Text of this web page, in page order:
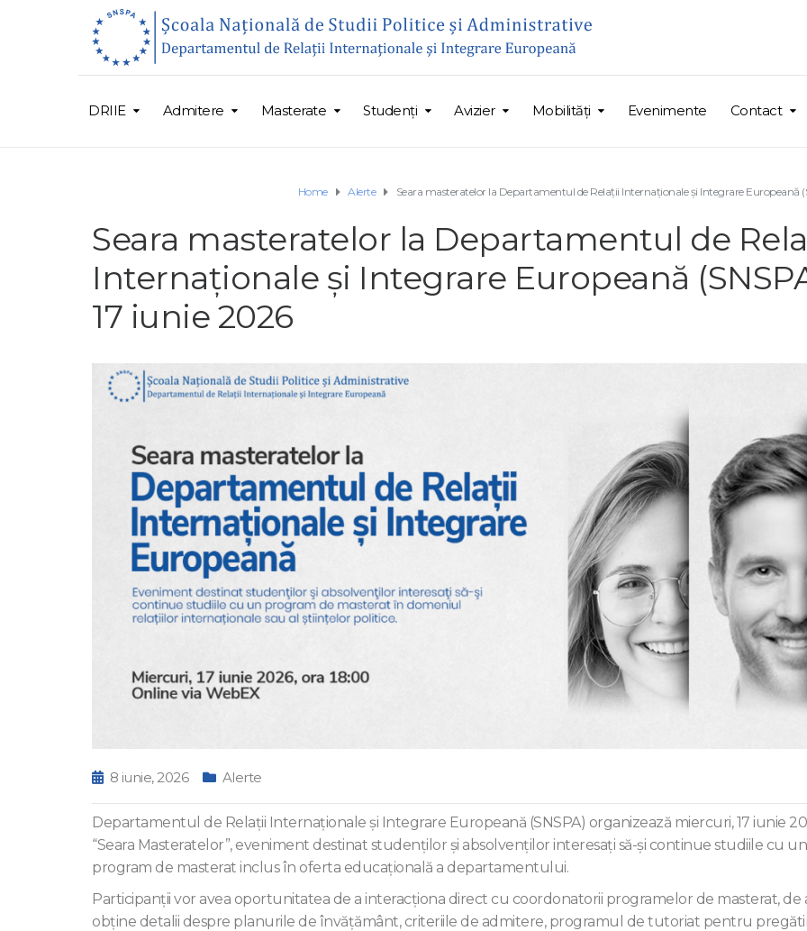
DRIIE Admitere Masterate Studenți Avizier Mobilități Evenimente Contact
Home Alerte Seara masteratelor la Departamentul de Relații Internaționale și Integrare Europeană
Seara masteratelor la Departamentul de
Internaționale și Integrare Europeană
17 iunie 2026
8 iunie, 2026 Alerte
Departamentul de Relații Internaționale și Integrare Europeană (SNSPA) organizează miercuri, 17 iunie
“Seara Masteratelor”, eveniment destinat studenţilor şi absolvenţilor interesaţi să-şi continue studiile cu un
program de masterat inclus în oferta educațională a departamentului.
Participanții vor avea oportunitatea de a interacționa direct cu coordonatorii programelor de masterat, de
obține detalii despre planurile de învățământ, criteriile de admitere, programul de tutoriat pentru